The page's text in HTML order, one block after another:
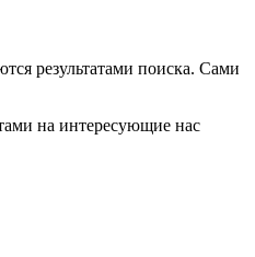
результатами поиска. Сами
на интересующие нас